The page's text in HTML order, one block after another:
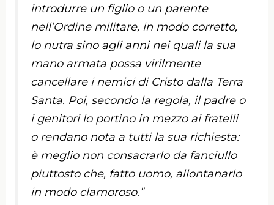
introdurre un figlio o un parente
nell’Ordine militare, in modo corretto,
lo nutra sino agli anni nei quali la sua
mano armata possa virilmente
cancellare i nemici di Cristo dalla Terra
Santa. Poi, secondo la regola, il padre o
i genitori lo portino in mezzo ai fratelli
o rendano nota a tutti la sua richiesta:
è meglio non consacrarlo da fanciullo
piuttosto che, fatto uomo, allontanarlo
in modo clamoroso.”